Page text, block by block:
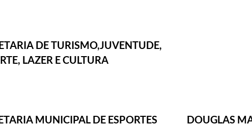
DE TURISMO,JUVENTUDE,
LAZER E CULTURA
MUNICIPAL DE ESPORTES DOUGLAS